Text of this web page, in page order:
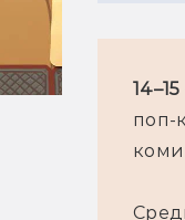
поп-